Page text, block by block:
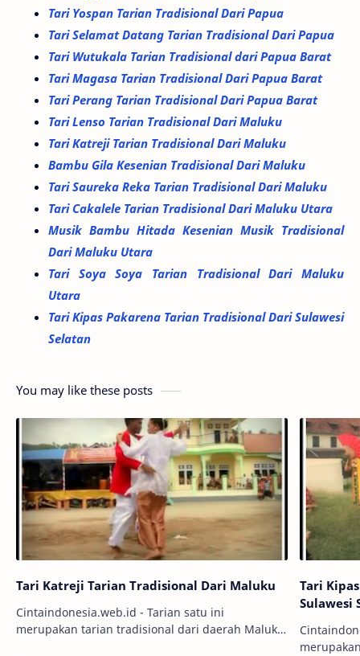
Tari Yospan Tarian Tradisional Dari Papua
Tari Selamat Datang Tarian Tradisional Dari Papua
Tari Wutukala Tarian Tradisional dari Papua Barat
Tari Magasa Tarian Tradisional Dari Papua Barat
Tari Perang Tarian Tradisional Dari Papua Barat
Tari Lenso Tarian Tradisional Dari Maluku
Tari Katreji Tarian Tradisional Dari Maluku
Bambu Gila Kesenian Tradisional Dari Maluku
Tari Saureka Reka Tarian Tradisional Dari Maluku
Tari Cakalele Tarian Tradisional Dari Maluku Utara
Musik Bambu Hitada Kesenian Musik Tradisional
Dari Maluku Utara
Tari Soya Soya Tarian Tradisional Dari Maluku
Utara
Tari Kipas Pakarena Tarian Tradisional Dari Sulawesi
Selatan
You may like these posts
Tari Katreji Tarian Tradisional Dari Maluku
Cintaindonesia.web.id - Tarian satu ini
merupakan tarian tradisional dari daerah Maluku
Tari
Sulawesi